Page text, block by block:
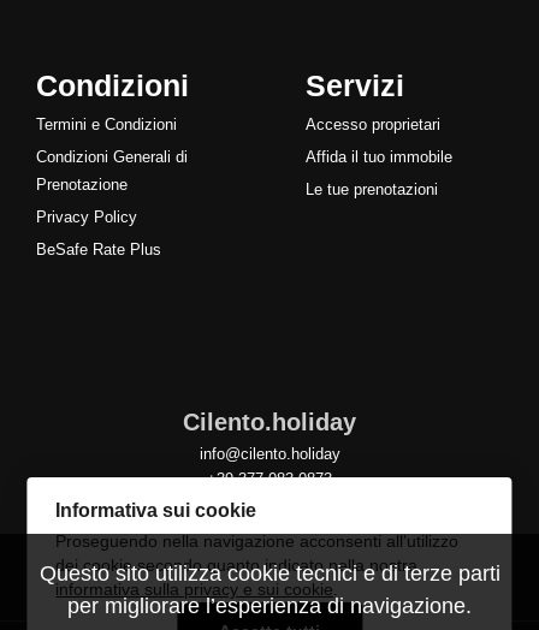
Condizioni
Termini e Condizioni
Condizioni Generali di
Prenotazione
Privacy Policy
BeSafe Rate Plus
Servizi
Accesso proprietari
Affida il tuo immobile
Le tue prenotazioni
Cilento.holiday
info@cilento.holiday
+39 377 083 0873
Questo sito utilizza cookie tecnici e di terze parti
per migliorare l’esperienza di navigazione.
Informativa sui cookie
Proseguendo nella navigazione acconsenti all’utilizzo
dei cookie secondo quanto indicato nella nostra
informativa sulla privacy e sui cookie.